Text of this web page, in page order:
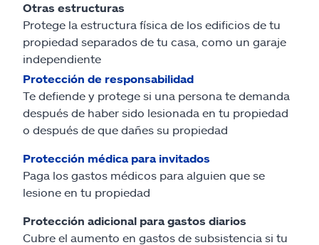
Otras estructuras
Protege la estructura física de los edificios de tu
propiedad separados de tu casa, como un garaje
independiente
Protección de responsabilidad
Te defiende y protege si una persona te demanda
después de haber sido lesionada en tu propiedad
o después de que dañes su propiedad
Protección médica para invitados
Paga los gastos médicos para alguien que se
lesione en tu propiedad
Protección adicional para gastos diarios
Cubre el aumento en gastos de subsistencia si tu